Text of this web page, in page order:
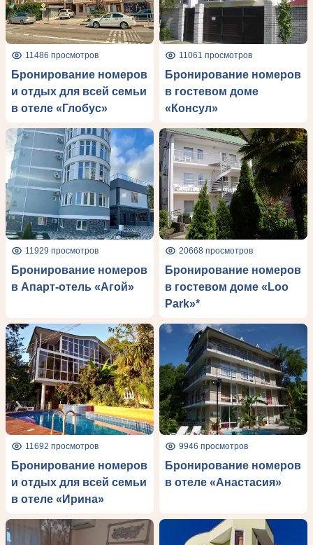
11486 просмотров
Бронирование номеров
и отдых для всей семьи
в отеле «Глобус»
11061 просмотров
Бронирование номеров
в гостевом доме
«Консул»
11929 просмотров
Бронирование номеров
в Апарт-отель «Агой»
20668 просмотров
Бронирование номеров
в гостевом доме «Loo
Park»*
11692 просмотров
Бронирование номеров
и отдых для всей семьи
в отеле «Ирина»
9946 просмотров
Бронирование номеров
в отеле «Анастасия»